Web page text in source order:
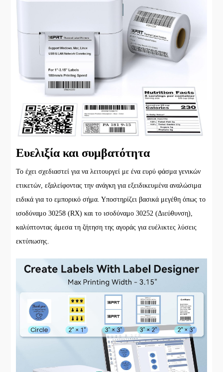
Ευελιξία και συμβατότητα
Το έχει σχεδιαστεί για να λειτουργεί με ένα ευρύ φάσμα γενικών
ετικετών, εξαλείφοντας την ανάγκη για εξειδικευμένα αναλώσιμα
ειδικά για το εμπορικό σήμα. Υποστηρίζει βασικά μεγέθη όπως το
ισοδύναμο 30258 (RX) και το ισοδύναμο 30252 (Διεύθυνση),
καλύπτοντας άμεσα τη ζήτηση της αγοράς για ευέλικτες λύσεις
εκτύπωσης.